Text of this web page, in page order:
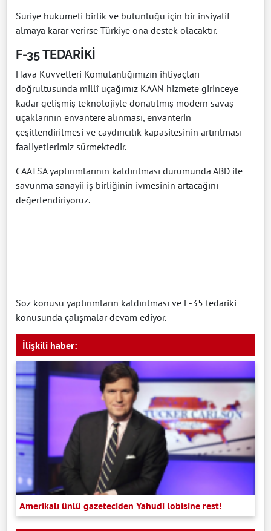
Suriye hükümeti birlik ve bütünlüğü için bir insiyatif
almaya karar verirse Türkiye ona destek olacaktır.
F-35 TEDARİKİ
Hava Kuvvetleri Komutanlığımızın ihtiyaçları
doğrultusunda millî uçağımız KAAN hizmete girinceye
kadar gelişmiş teknolojiyle donatılmış modern savaş
uçaklarının envantere alınması, envanterin
çeşitlendirilmesi ve caydırıcılık kapasitesinin artırılması
faaliyetlerimiz sürmektedir.
CAATSA yaptırımlarının kaldırılması durumunda ABD ile
savunma sanayii iş birliğinin ivmesinin artacağını
değerlendiriyoruz.
Söz konusu yaptırımların kaldırılması ve F-35 tedariki
konusunda çalışmalar devam ediyor.
İlişkili haber:
Amerikalı ünlü gazeteciden Yahudi lobisine rest!